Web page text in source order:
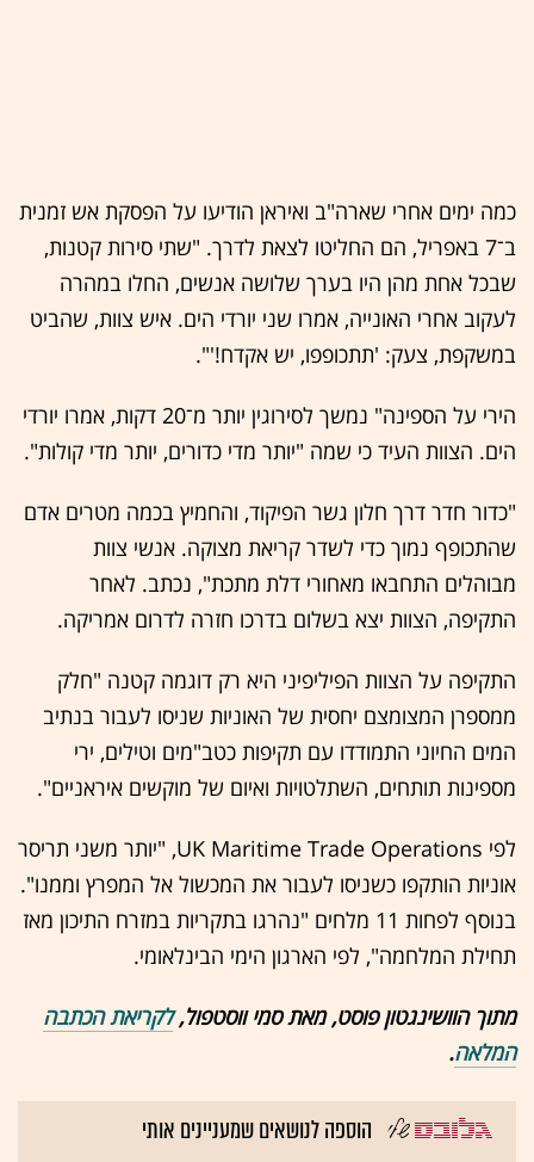
כמה ימים אחרי שארה"ב ואיראן הודיעו על הפסקת אש זמנית
ב־7 באפריל, הם החליטו לצאת לדרך. "שתי סירות קטנות,
שבכל אחת מהן היו בערך שלושה אנשים, החלו במהרה
לעקוב אחרי האונייה, אמרו שני יורדי הים. איש צוות, שהביט
במשקפת, צעק: 'תתכופפו, יש אקדח!'".
הירי על הספינה" נמשך לסירוגין יותר מ־20 דקות, אמרו יורדי
הים. הצוות העיד כי שמה "יותר מדי כדורים, יותר מדי קולות".
"כדור חדר דרך חלון גשר הפיקוד, והחמיץ בכמה מטרים אדם
שהתכופף נמוך כדי לשדר קריאת מצוקה. אנשי צוות
מבוהלים התחבאו מאחורי דלת מתכת", נכתב. לאחר
התקיפה, הצוות יצא בשלום בדרכו חזרה לדרום אמריקה.
התקיפה על הצוות הפיליפיני היא רק דוגמה קטנה "חלק
ממספרן המצומצם יחסית של האוניות שניסו לעבור בנתיב
המים החיוני התמודדו עם תקיפות כטב"מים וטילים, ירי
מספינות תותחים, השתלטויות ואיום של מוקשים איראניים".
לפי UK Maritime Trade Operations, "יותר משני תריסר
אוניות הותקפו כשניסו לעבור את המכשול אל המפרץ וממנו".
בנוסף לפחות 11 מלחים "נהרגו בתקריות במזרח התיכון מאז
תחילת המלחמה", לפי הארגון הימי הבינלאומי.
מתוך הוושינגטון פוסט, מאת סמי ווסטפול,לקריאת הכתבה
המלאה.
הוספה לנושאים שמעניינים אותי